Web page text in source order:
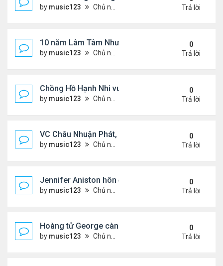
by music123 Chủ nhật Tháng 8 02, 2026 6:20 pm
Trả lời
10 năm Lâm Tâm Như - Hoắc Kiến Hoa
by music123 Chủ nhật Tháng 8 02, 2026 6:11 pm
0
Trả lời
Chồng Hồ Hạnh Nhi vui vẻ ôm người cũ của vợ
by music123 Chủ nhật Tháng 8 02, 2026 6:05 pm
0
Trả lời
VC Châu Nhuận Phát, Lưu Gia Linh viếng vợ cũ ..
by music123 Chủ nhật Tháng 8 02, 2026 6:00 pm
0
Trả lời
Jennifer Aniston hôn đắm đuối bạn trai trên du
by music123 Chủ nhật Tháng 8 02, 2026 5:54 pm
0
Trả lời
Hoàng tử George càng lớn càng điển trai
by music123 Chủ nhật Tháng 8 02, 2026 5:47 pm
0
Trả lời